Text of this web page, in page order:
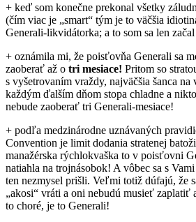
+ keď som konečne prekonal všetky
(čím viac je „smart“ tým je to väčšia
Generali-likvidátorka; a to som sa len
+ oznámila mi, že poisťovňa Generali sa
zaoberať až o tri mesiace! Pritom so
s vyšetrovaním vraždy, najväčšia šanca
každým ďalším dňom stopa chladne a
nebude zaoberať tri Generali-mesiace!
+ podľa medzinárodne uznávaných
Convention je limit dodania stratenej
manažérska rýchlokvaška to v poisťovni
natiahla na trojnásobok! A vôbec sa s
ten nezmysel prišli. Veľmi totiž dúfajú, že
„akosi“ vráti a oni nebudú musieť zaplatiť
to choré, je to Generali!